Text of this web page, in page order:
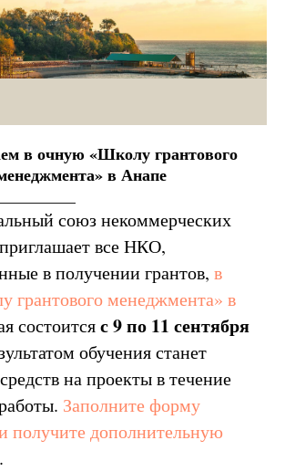
в очную «Школу грантового
в Анапе
союз некоммерческих
все НКО,
в получении грантов, в
грантового менеджмента» в
состоитсяс 9 по 11 сентября
обучения станет
на проекты в течение
Заполните форму
получите дополнительную
.